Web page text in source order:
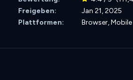
Freigeben:
Jan 21, 2025
Plattformen: Browser, Mobile